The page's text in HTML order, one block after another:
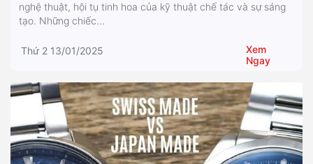
nghệ thuật, hội tụ tinh hoa của kỹ thuật chế tác và sự sáng
tạo. Những chiếc...
Thứ 2 13/01/2025
Xem
Ngay